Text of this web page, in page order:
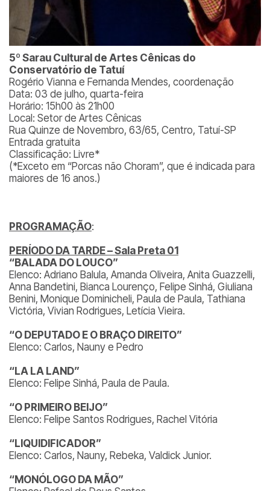
5º Sarau Cultural de Artes Cênicas do
Conservatório de Tatuí
Rogério Vianna e Fernanda Mendes, coordenação
Data: 03 de julho, quarta-feira
Horário: 15h00 às 21h00
Local: Setor de Artes Cênicas
Rua Quinze de Novembro, 63/65, Centro, Tatuí-SP
Entrada gratuita
Classificação: Livre*
(*Exceto em “Porcas não Choram”, que é indicada para
maiores de 16 anos.)
PROGRAMAÇÃO:
PERÍODO DA TARDE – Sala Preta 01
“BALADA DO LOUCO”
Elenco: Adriano Balula, Amanda Oliveira, Anita Guazzelli,
Anna Bandetini, Bianca Lourenço, Felipe Sinhá, Giuliana
Benini, Monique Dominicheli, Paula de Paula, Tathiana
Victória, Vivian Rodrigues, Letícia Vieira.
“O DEPUTADO E O BRAÇO DIREITO”
Elenco: Carlos, Nauny e Pedro
“LA LA LAND”
Elenco: Felipe Sinhá, Paula de Paula.
“O PRIMEIRO BEIJO”
Elenco: Felipe Santos Rodrigues, Rachel Vitória
“LIQUIDIFICADOR”
Elenco: Carlos, Nauny, Rebeka, Valdick Junior.
“MONÓLOGO DA MÃO”